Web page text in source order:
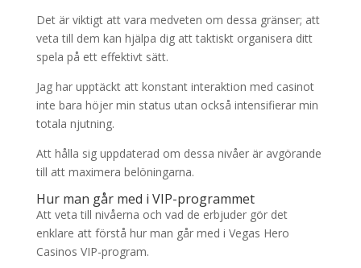
Det är viktigt att vara medveten om dessa gränser; att
veta till dem kan hjälpa dig att taktiskt organisera ditt
spela på ett effektivt sätt.
Jag har upptäckt att konstant interaktion med casinot
inte bara höjer min status utan också intensifierar min
totala njutning.
Att hålla sig uppdaterad om dessa nivåer är avgörande
till att maximera belöningarna.
Hur man går med i VIP-programmet
Att veta till nivåerna och vad de erbjuder gör det
enklare att förstå hur man går med i Vegas Hero
Casinos VIP-program.